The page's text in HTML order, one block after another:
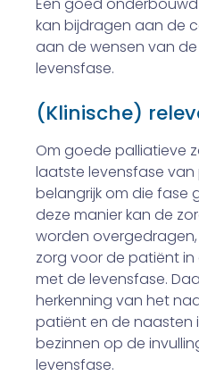
kan bijdragen aan de
aan de wensen van
levensfase.
(Klinische)
Om goede palliatieve
laatste levensfase
belangrijk om die fase
deze manier kan de
worden
zorg voor de patiënt
met de levensfase.
herkenning van het
patiënt en de naasten
bezinnen op de
levensfase.